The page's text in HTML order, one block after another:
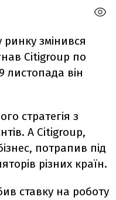
ринку змінився
Citigroup по
листопада він
стратегія з
А Citigroup,
потрапив під
різних країн.
ставку на роботу